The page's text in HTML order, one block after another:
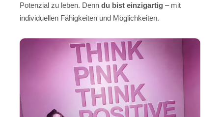
Potenzial zu leben. Denn du bist einzigartig – mit
individuellen Fähigkeiten und Möglichkeiten.